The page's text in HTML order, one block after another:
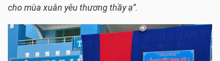
cho mùa xuân yêu thương thầy ạ”.